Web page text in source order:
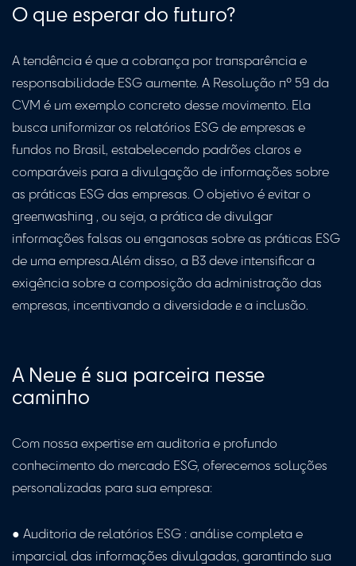
O que esperar do futuro?
A tendência é que a cobrança por transparência e
responsabilidade ESG aumente. A Resolução nº 59 da
CVM é um exemplo concreto desse movimento. Ela
busca uniformizar os relatórios ESG de empresas e
fundos no Brasil, estabelecendo padrões claros e
comparáveis ​​para a divulgação de informações sobre
as práticas ESG das empresas. O objetivo é evitar o
greenwashing , ou seja, a prática de divulgar
informações falsas ou enganosas sobre as práticas ESG
de uma empresa.Além disso, a B3 deve intensificar a
exigência sobre a composição da administração das
empresas, incentivando a diversidade e a inclusão.
A Neue é sua parceira nesse
caminho
Com nossa expertise em auditoria e profundo
conhecimento do mercado ESG, oferecemos soluções
personalizadas para sua empresa:
● Auditoria de relatórios ESG : análise completa e
imparcial das informações divulgadas, garantindo sua